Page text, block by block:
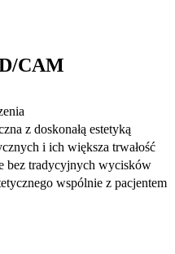
CAM
z doskonałą estetyką
i ich większa trwałość
bez tradycyjnych wycisków
wspólnie z pacjentem